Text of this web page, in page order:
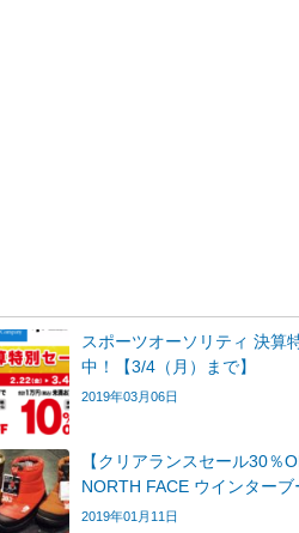
スポーツオーソリティ 決算
中！【3/4（月）まで】
2019年03月06日
【クリアランスセール30％
NORTH FACE ウインターブ
2019年01月11日